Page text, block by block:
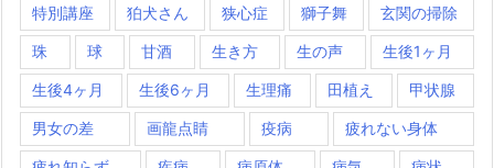
特別講座 狛犬さん 狭心症 獅子舞 玄関の掃除
珠 球 甘酒 生き方 生の声 生後1ヶ月
生後4ヶ月 生後6ヶ月 生理痛 田植え 甲状腺
男女の差 画龍点睛 疫病 疲れない身体